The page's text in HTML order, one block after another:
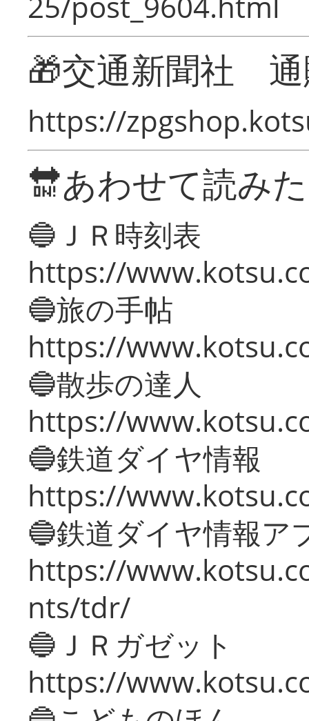
🎁交通新聞社
https://
🔛あわせて読み
🔵ＪＲ時刻表
https://
🔵旅の手帖
https://
🔵散歩の達人
https://
🔵鉄道ダイヤ情報
https://
🔵鉄道ダイヤ情報ア
https://
nts/tdr/
🔵ＪＲガゼット
https://